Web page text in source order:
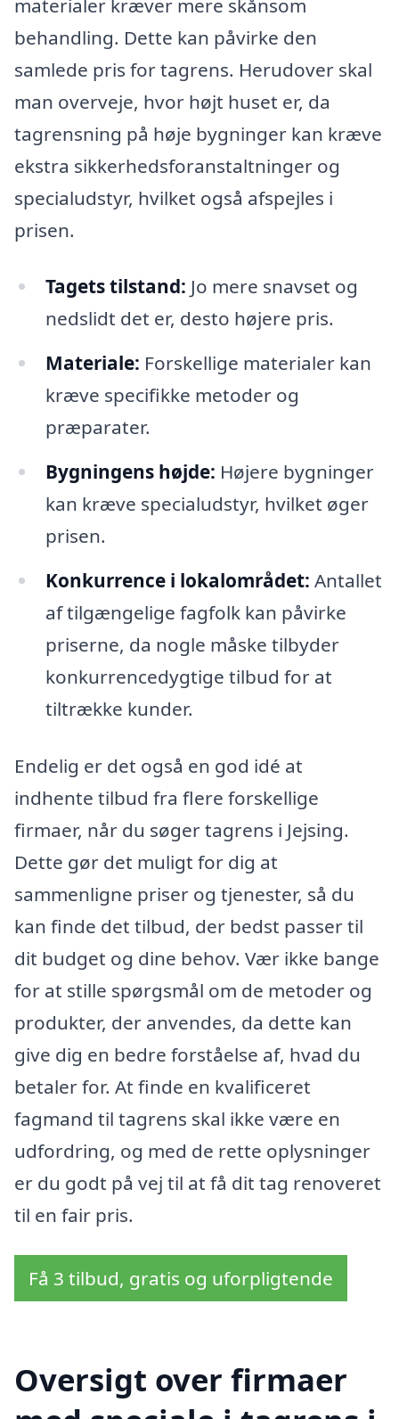
behandling. Dette kan påvirke den
samlede pris for tagrens. Herudover skal
man overveje, hvor højt huset er, da
tagrensning på høje bygninger kan kræve
ekstra sikkerhedsforanstaltninger og
specialudstyr, hvilket også afspejles i
prisen.
Tagets tilstand: Jo mere snavset og
nedslidt det er, desto højere pris.
Materiale: Forskellige materialer kan
kræve specifikke metoder og
præparater.
Bygningens højde: Højere bygninger
kan kræve specialudstyr, hvilket øger
prisen.
Konkurrence i lokalområdet: Antallet
af tilgængelige fagfolk kan påvirke
priserne, da nogle måske tilbyder
konkurrencedygtige tilbud for at
tiltrække kunder.
Endelig er det også en god idé at
indhente tilbud fra flere forskellige
firmaer, når du søger tagrens i Jejsing.
Dette gør det muligt for dig at
sammenligne priser og tjenester, så du
kan finde det tilbud, der bedst passer til
dit budget og dine behov. Vær ikke bange
for at stille spørgsmål om de metoder og
produkter, der anvendes, da dette kan
give dig en bedre forståelse af, hvad du
betaler for. At finde en kvalificeret
fagmand til tagrens skal ikke være en
udfordring, og med de rette oplysninger
er du godt på vej til at få dit tag renoveret
til en fair pris.
Få 3 tilbud, gratis og uforpligtende
Oversigt over firmaer